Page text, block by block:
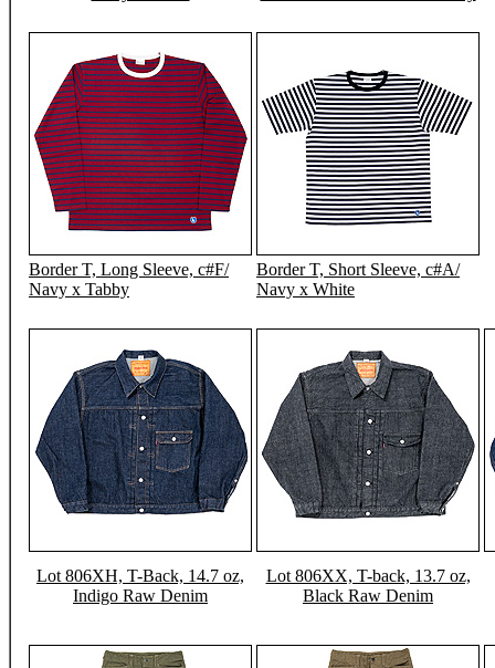
Border T, Long Sleeve, c#F/
Navy x Tabby
Border T, Short Sleeve, c#A/
Navy x White
Lot 806XH, T-Back, 14.7 oz,
Indigo Raw Denim
Lot 806XX, T-back, 13.7 oz,
Black Raw Denim